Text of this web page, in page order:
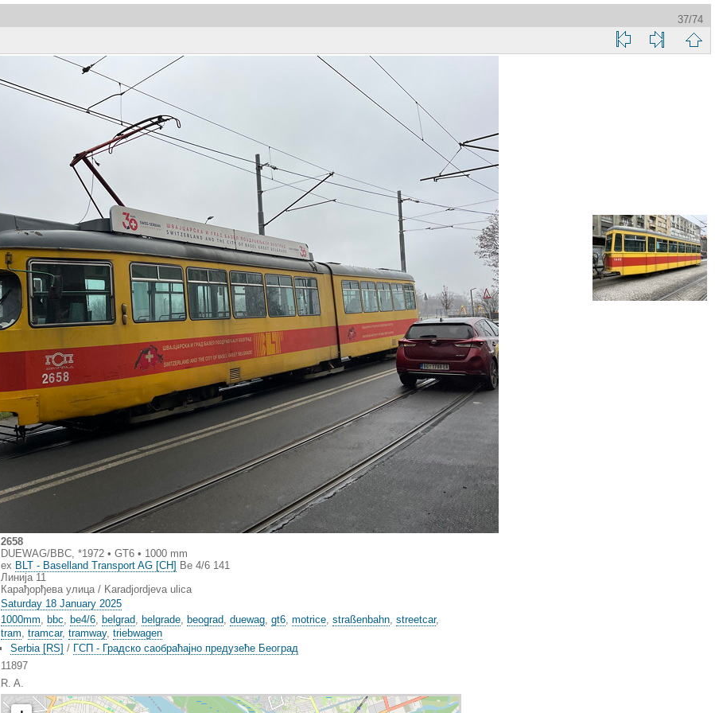
37/74
2658
DUEWAG/BBC, *1972 • GT6 • 1000 mm
ex BLT - Baselland Transport AG [CH] Be 4/6 141
Линиja 11
Карађорђева улица / Karadjordjeva ulica
Saturday 18 January 2025
1000mm, bbc, be4/6, belgrad, belgrade, beograd, duewag, gt6, motrice, straßenbahn, streetcar,
tram, tramcar, tramway, triebwagen
Serbia [RS] / ГCП - Градско саобраћајно предузеће Београд
11897
R. A.